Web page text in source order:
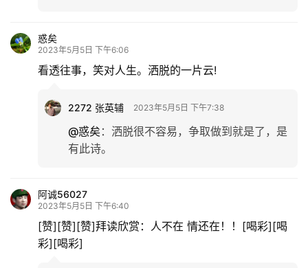
惑矣
2023年5月5日 下午6:06
看透往事，笑对人生。洒脱的一片云!
2272 张英辅 2023年5月5日 下午7:38
@惑矣： 洒脱很不容易，争取做到就是了，是
有此诗。
阿诚56027
2023年5月5日 下午6:40
[赞][赞][赞]拜读欣赏：人不在 情还在！！[喝彩][喝
彩][喝彩]